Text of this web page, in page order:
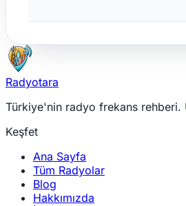
Radyotara
Türkiye'nin radyo frekans rehberi.
Keşfet
Ana Sayfa
Tüm Radyolar
Blog
Hakkımızda